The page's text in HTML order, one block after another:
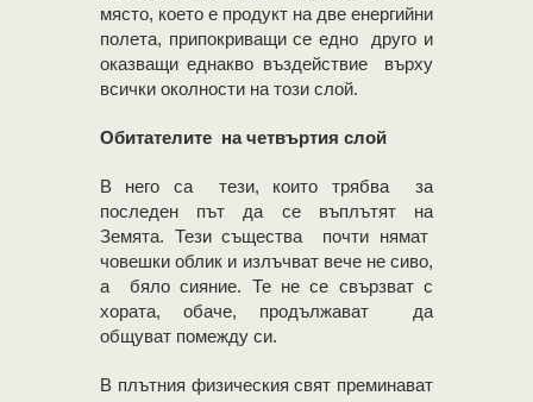
място, което е продукт на две енергийни
полета, припокриващи се едно друго и
оказващи еднакво въздействие върху
всички околности на този слой.
Обитателите на четвъртия слой
В него са тези, които трябва за
последен път да се въплътят на
Земята. Тези същества почти нямат
човешки облик и излъчват вече не сиво,
а бяло сияние. Те не се свързват с
хората, обаче, продължават да
общуват помежду си.
В плътния физическия свят преминават